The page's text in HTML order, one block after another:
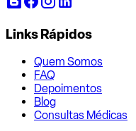
Links Rápidos
Quem Somos
FAQ
Depoimentos
Blog
Consultas Médicas